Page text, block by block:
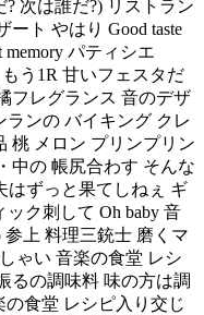
次は誰だ?) リストラン
ト やはり Good taste
パティシエ
う1R 甘いフェスタだ
フレグランス 音のデザ
ンの バイキング クレ
桃 メロン プリンプリン
中の 帳尻合わす そんな
はずっと果てしねぇ ギ
ク刺して Oh baby 音
上 料理三銃士 磨くマ
ゃい 音楽の食堂 レシ
るの調味料 味の方は調
食堂 レシピ入り交じ